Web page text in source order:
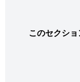
このセクシ